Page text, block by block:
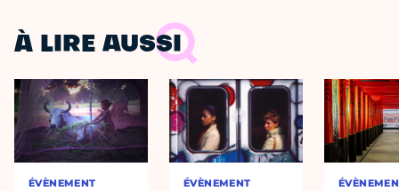
À LIRE AUSSI
ÉVÈNEMENT ÉVÈNEMENT